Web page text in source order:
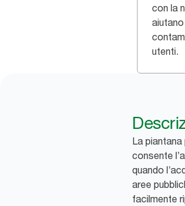
con la
utenti.
La
consente
quando
aree
facilmente